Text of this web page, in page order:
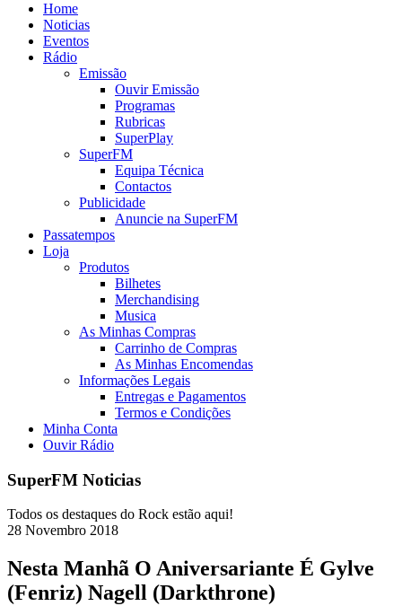
Home
Noticias
Eventos
Rádio
Emissão
Ouvir Emissão
Programas
Rubricas
SuperPlay
SuperFM
Equipa Técnica
Contactos
Publicidade
Anuncie na SuperFM
Passatempos
Loja
Produtos
Bilhetes
Merchandising
Musica
As Minhas Compras
Carrinho de Compras
As Minhas Encomendas
Informações Legais
Entregas e Pagamentos
Termos e Condições
Minha Conta
Ouvir Rádio
SuperFM Noticias
Todos os destaques do Rock estão aqui!
28 Novembro 2018
Nesta Manhã O Aniversariante É Gylve
(Fenriz) Nagell (Darkthrone)